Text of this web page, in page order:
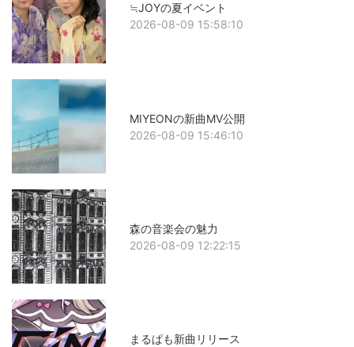
≒JOYの夏イベント
2026-08-09 15:58:10
MIYEONの新曲MV公開
2026-08-09 15:46:10
森の音楽会の魅力
2026-08-09 12:22:15
まるぱも新曲リリース